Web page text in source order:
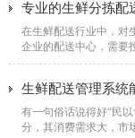
专业的生鲜分拣配
在生鲜配送行业中，对
企业的配送中心，需要
有一句俗话说得好“民
分，其消费需求大，市